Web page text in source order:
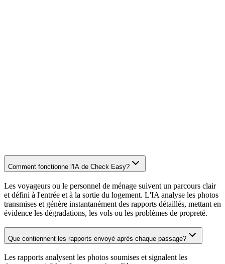
Comment fonctionne l'IA de Check Easy?
Les voyageurs ou le personnel de ménage suivent un parcours clair
et défini à l'entrée et à la sortie du logement. L'IA analyse les photos
transmises et génère instantanément des rapports détaillés, mettant en
évidence les dégradations, les vols ou les problèmes de propreté.
Que contiennent les rapports envoyé après chaque passage?
Les rapports analysent les photos soumises et signalent les